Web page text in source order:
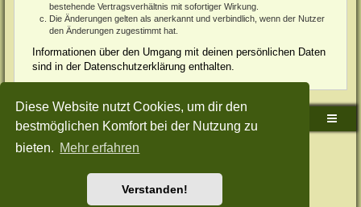
Diese Website nutzt Cookies, um dir den
bestmöglichen Komfort bei der Nutzung zu
bieten. Mehr erfahren
Verstanden!
bestehende Vertragsverhältnis mit sofortiger Wirkung.
Die Änderungen gelten als anerkannt und verbindlich, wenn der Nutzer
den Änderungen zugestimmt hat.
Informationen über den Umgang mit deinen persönlichen Daten
sind in der Datenschutzerklärung enthalten.
Sudden-Strike-Maps.de Hauptseite Foren-Übersicht
Powered byphpBB® Forum Software © phpBB Limited
Style: Green-Style-Split by Joyce&LunaphpBB-Style-Design
Nutzungsbedingungen